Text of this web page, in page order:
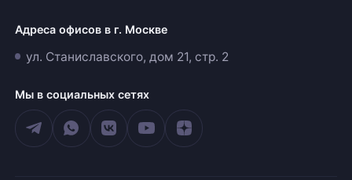
Адреса офисов в г. Москве
ул. Станиславского, дом 21, стр. 2
Мы в социальных сетях